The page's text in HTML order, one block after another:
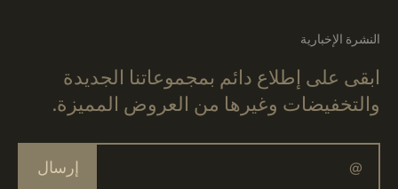
النشرة الإخبارية
ابقى على إطلاع دائم بمجموعاتنا الجديدة
والتخفيضات وغيرها من العروض المميزة.
إرسال